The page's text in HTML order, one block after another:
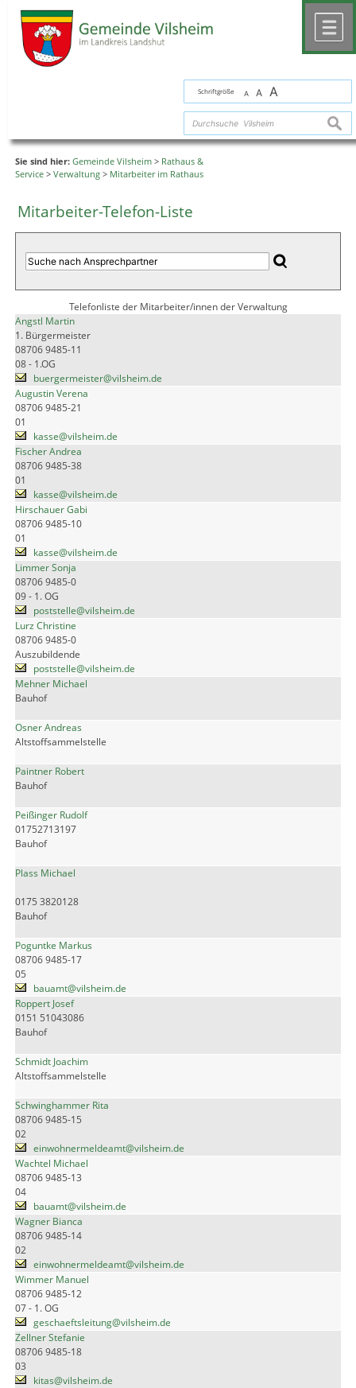
Schriftgröße A A A
Sie sind hier: Gemeinde Vilsheim > Rathaus &
Service > Verwaltung > Mitarbeiter im Rathaus
Mitarbeiter-Telefon-Liste
Telefonliste der Mitarbeiter/innen der Verwaltung
Angstl Martin
1. Bürgermeister
08706 9485-11
08 - 1.OG
buergermeister@vilsheim.de
Augustin Verena
08706 9485-21
01
kasse@vilsheim.de
Fischer Andrea
08706 9485-38
01
kasse@vilsheim.de
Hirschauer Gabi
08706 9485-10
01
kasse@vilsheim.de
Limmer Sonja
08706 9485-0
09 - 1. OG
poststelle@vilsheim.de
Lurz Christine
08706 9485-0
Auszubildende
poststelle@vilsheim.de
Mehner Michael
Bauhof
Osner Andreas
Altstoffsammelstelle
Paintner Robert
Bauhof
Peißinger Rudolf
01752713197
Bauhof
Plass Michael
0175 3820128
Bauhof
Poguntke Markus
08706 9485-17
05
bauamt@vilsheim.de
Roppert Josef
0151 51043086
Bauhof
Schmidt Joachim
Altstoffsammelstelle
Schwinghammer Rita
08706 9485-15
02
einwohnermeldeamt@vilsheim.de
Wachtel Michael
08706 9485-13
04
bauamt@vilsheim.de
Wagner Bianca
08706 9485-14
02
einwohnermeldeamt@vilsheim.de
Wimmer Manuel
08706 9485-12
07 - 1. OG
geschaeftsleitung@vilsheim.de
Zellner Stefanie
08706 9485-18
03
kitas@vilsheim.de